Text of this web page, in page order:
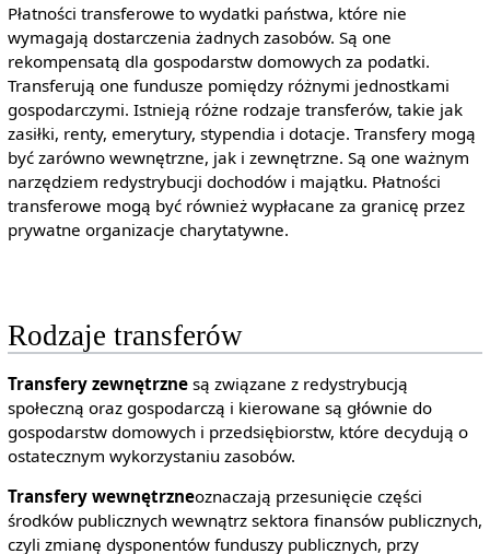
Płatności transferowe to wydatki państwa, które nie
wymagają dostarczenia żadnych zasobów. Są one
rekompensatą dla gospodarstw domowych za podatki.
Transferują one fundusze pomiędzy różnymi jednostkami
gospodarczymi. Istnieją różne rodzaje transferów, takie jak
zasiłki, renty, emerytury, stypendia i dotacje. Transfery mogą
być zarówno wewnętrzne, jak i zewnętrzne. Są one ważnym
narzędziem redystrybucji dochodów i majątku. Płatności
transferowe mogą być również wypłacane za granicę przez
prywatne organizacje charytatywne.
Rodzaje transferów
Transfery zewnętrznesą związane z redystrybucją
społeczną oraz gospodarczą i kierowane są głównie do
gospodarstw domowych i przedsiębiorstw, które decydują o
ostatecznym wykorzystaniu zasobów.
Transfery wewnętrzneoznaczają przesunięcie części
środków publicznych wewnątrz sektora finansów publicznych,
czyli zmianę dysponentów funduszy publicznych, przy